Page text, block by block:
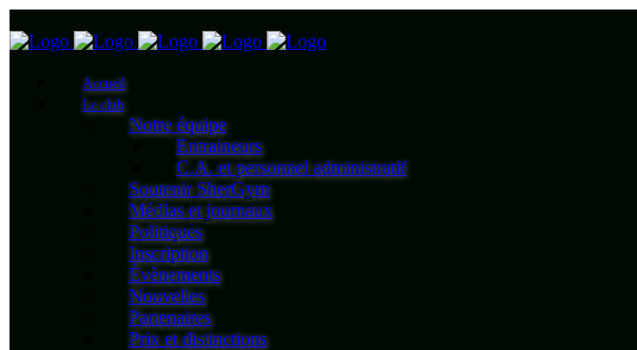
Accueil
Le club
Notre équipe
Entraineurs
C.A. et personnel administratif
Soutenir SherGym
Médias et journaux
Politiques
Inscription
Évènements
Nouvelles
Partenaires
Prix et distinctions